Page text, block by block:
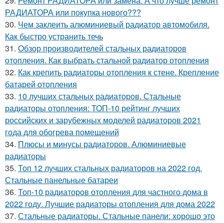
РАДИАТОРА или покупка нового???
30. Чем заклеить алюминиевый радиатор автомобиля.
Как быстро устранить течь
31. Обзор производителей стальных радиаторов
отопления. Как выбрать стальной радиатор отопления
32. Как крепить радиаторы отопления к стене. Крепление
батарей отопления
33. 10 лучших стальных радиаторов. Стальные
радиаторы отопления: ТОП-10 рейтинг лучших
российских и зарубежных моделей радиаторов 2021
года для обогрева помещений
34. Плюсы и минусы радиаторов. Алюминиевые
радиаторы
35. Топ 12 лучших стальных радиаторов на 2022 год.
Стальные панельные батареи
36. Топ-10 радиаторов отопления для частного дома в
2022 году. Лучшие радиаторы отопления для дома 2022
37. Стальные радиаторы. Стальные панели: хорошо это